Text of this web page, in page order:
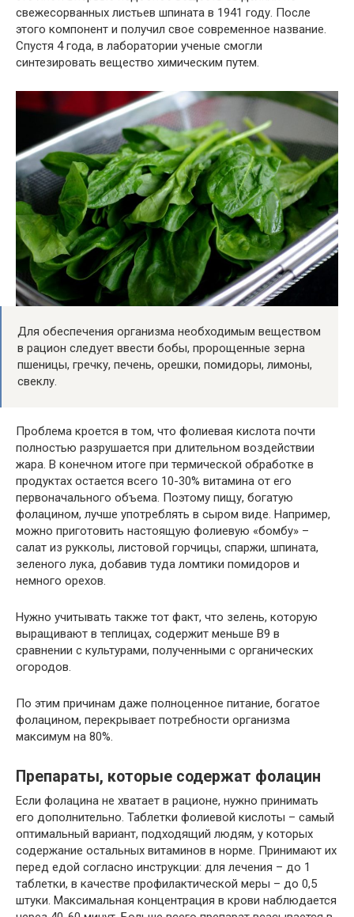
свежесорванных листьев шпината в 1941 году. После
этого компонент и получил свое современное название.
Спустя 4 года, в лаборатории ученые смогли
синтезировать вещество химическим путем.
Для обеспечения организма необходимым веществом
в рацион следует ввести бобы, пророщенные зерна
пшеницы, гречку, печень, орешки, помидоры, лимоны,
свеклу.
Проблема кроется в том, что фолиевая кислота почти
полностью разрушается при длительном воздействии
жара. В конечном итоге при термической обработке в
продуктах остается всего 10-30% витамина от его
первоначального объема. Поэтому пищу, богатую
фолацином, лучше употреблять в сыром виде. Например,
можно приготовить настоящую фолиевую «бомбу» –
салат из рукколы, листовой горчицы, спаржи, шпината,
зеленого лука, добавив туда ломтики помидоров и
немного орехов.
Нужно учитывать также тот факт, что зелень, которую
выращивают в теплицах, содержит меньше В9 в
сравнении с культурами, полученными с органических
огородов.
По этим причинам даже полноценное питание, богатое
фолацином, перекрывает потребности организма
максимум на 80%.
Препараты, которые содержат фолацин
Если фолацина не хватает в рационе, нужно принимать
его дополнительно. Таблетки фолиевой кислоты – самый
оптимальный вариант, подходящий людям, у которых
содержание остальных витаминов в норме. Принимают их
перед едой согласно инструкции: для лечения – до 1
таблетки, в качестве профилактической меры – до 0,5
штуки. Максимальная концентрация в крови наблюдается